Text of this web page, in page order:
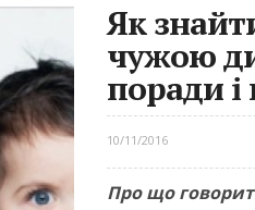
Як
чужою
поради і
10/11/2016
Про що